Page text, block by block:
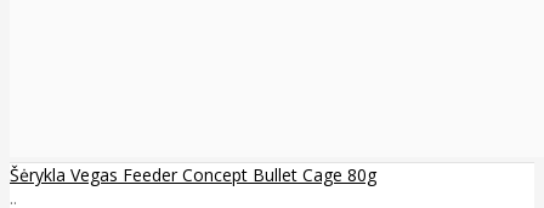
Šėrykla Vegas Feeder Concept Bullet Cage 80g
..